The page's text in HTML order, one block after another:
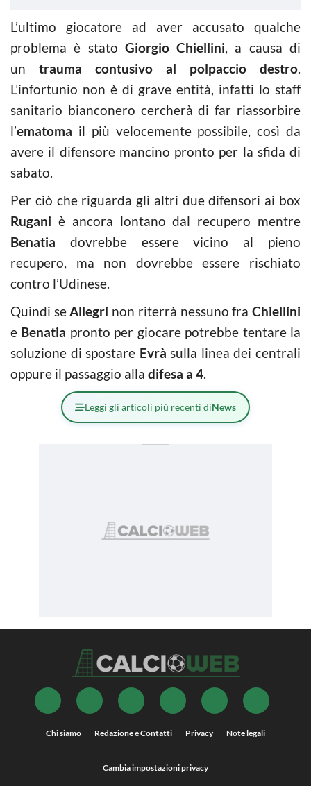
L’ultimo giocatore ad aver accusato qualche
problema è stato Giorgio Chiellini, a causa di
un trauma contusivo al polpaccio destro.
L’infortunio non è di grave entità, infatti lo staff
sanitario bianconero cercherà di far riassorbire
l’ematoma il più velocemente possibile, così da
avere il difensore mancino pronto per la sfida di
sabato.
Per ciò che riguarda gli altri due difensori ai box
Rugani è ancora lontano dal recupero mentre
Benatia dovrebbe essere vicino al pieno
recupero, ma non dovrebbe essere rischiato
contro l’Udinese.
Quindi seAllegri non riterrà nessuno fraChiellini
e Benatia pronto per giocare potrebbe tentare la
soluzione di spostare Evrà sulla linea dei centrali
oppure il passaggio alla difesa a 4.
Leggi gli articoli più recenti diNews
Chi siamo Redazione e Contatti Privacy Note legali
Cambia impostazioni privacy